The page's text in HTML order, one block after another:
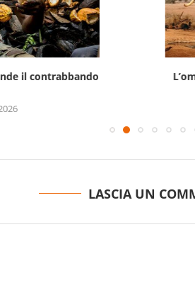
L’ombra del cianuro sulla
LASCIA UN